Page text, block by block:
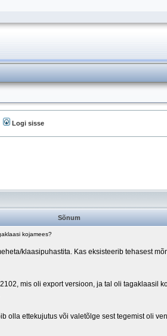
Logi sisse
Sõnum
kojamees?
klaasipuhastita. Kas eksisteerib tehasest
mis oli export versioon, ja tal oli tagaklaasil
olla ettekujutus või valetõlge sest tegemist oli